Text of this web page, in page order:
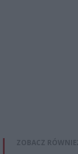
ZOBACZ